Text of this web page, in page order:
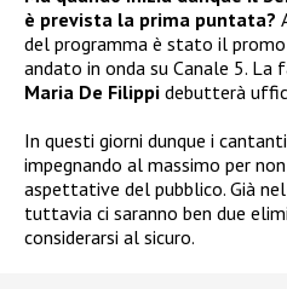
è prevista la prima puntata?
del programma è stato il
andato in onda su Canale 5.
Maria De Filippi debutterà
In questi giorni dunque i
impegnando al massimo per
aspettative del pubblico. Già
tuttavia ci saranno ben due
considerarsi al sicuro.